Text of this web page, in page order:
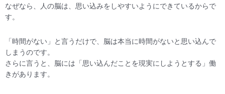
なぜなら、人の脳は、思い込みをしやすいようにできているからで
す。
「時間がない」と言うだけで、脳は本当に時間がないと思い込んで
しまうのです。
さらに言うと、脳には「思い込んだことを現実にしようとする」働
きがあります。